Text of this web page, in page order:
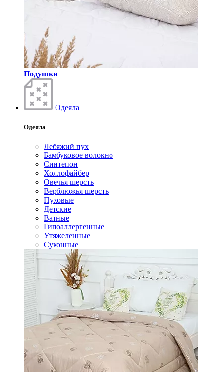
Подушки
Одеяла
Одеяла
Лебяжий пух
Бамбуковое волокно
Синтепон
Холлофайбер
Овечья шерсть
Верблюжья шерсть
Пуховые
Детские
Ватные
Гипоаллергенные
Утяжеленные
Суконные